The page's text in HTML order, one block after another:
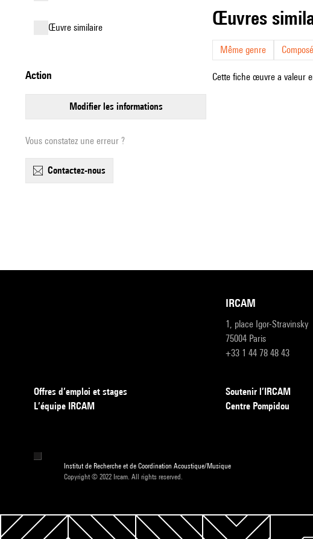
œuvre similaire
action
modifier les informations
Vous constatez une erreur ?
contactez-nous
œuvres
Même genre
Cette fiche œuvre a valeur
IRCAM
1, place Igor-Stravinsky
75004 Paris
+33 1 44 78 48 43
Offres d’emploi et stages
L’équipe IRCAM
Soutenir l’IRCAM
Centre Pompidou
Institut de Recherche et de Coordination Acoustique/Musique
Copyright © 2022 Ircam. All rights reserved.